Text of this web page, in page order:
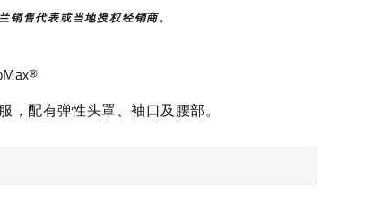
售代表或当地授权经销商。
，配有弹性头罩、袖口及腰部。